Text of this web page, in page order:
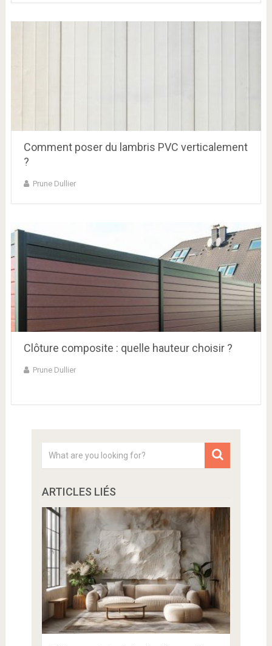
Comment poser du lambris PVC verticalement
?
Prune Dullier
Clôture composite : quelle hauteur choisir ?
Prune Dullier
ARTICLES LIÉS